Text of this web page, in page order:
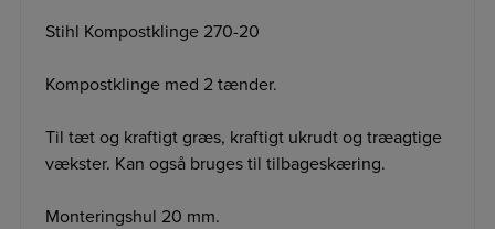
antal
Stihl Kompostklinge 270-20
Kompostklinge med 2 tænder.
Til tæt og kraftigt græs, kraftigt ukrudt og træagtige
vækster. Kan også bruges til tilbageskæring.
Monteringshul 20 mm.